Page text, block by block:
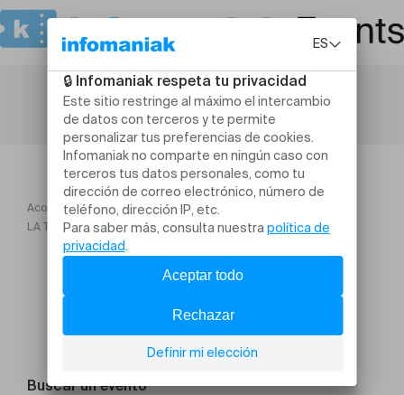
Acogida
TO! Saison 2026
LA TRAGIQUE HISTOIRE D’HAMLET, PRINCE DE DANEMARK
Buscar un evento